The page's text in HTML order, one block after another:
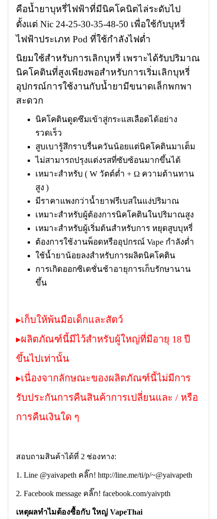
คือน้ำยาบุหรี่ไฟฟ้าที่มีนิคโคนิตไล่ระดับไป
ตั้งแต่ Nic 24-25-30-35-48-50 เพื่อใช้กับบุหรี่
ไฟฟ้าประเภท Pod ที่ใช้กำลังไฟต่ำ
นิยมใช้สำหรับการเลิกบุหรี่ เพราะได้รับปริมาณ
นิคโคตินที่สูงเพียงพอสำหรับการเริ่มเลิกบุหรี่
อุปกรณ์การใช้งานกับน้ำยามีขนาดเล็กพกพา
สะดวก
นิคโคตินดูดซึมเข้าสู่กระแสเลือดได้อย่าง
รวดเร็ว
สูบเบารู้สึกราบรื่นควันน้อยแต่นิคโคตินมาเต็ม
ไม่สามารถปรุงแต่งรสที่ซับซ้อนมากขึ้นได้
เหมาะสำหรับ ( W วัตต์ต่ำ + Ω ความต้านทาน
สูง )
มีราคาแพงกว่าน้ำยาฟรีเบสในแง่ปริมาณ
เหมาะสำหรับผู้ต้องการนิคโคตินในปริมาณสูง
เหมาะสำหรับผู้เริ่มต้นสำหรับการ หยุดสูบบุหรี่
ต้องการใช้งานพ็อดหรืออุปกรณ์ Vape กำลังต่ำ
ใช้น้ำยาน้อยลงสำหรับการผลิตนิคโคติน
การเกิดออกซิเดชั่นช้าอายุการเก็บรักษานาน
ขึ้น
▸เก็บให้พ้นมือเด็กและสัตว์
▸ผลิตภัณฑ์นี้มีไว้สำหรับผู้ใหญ่ที่มีอายุ 18 ปี
ขึ้นไปเท่านั้น
▸เนื่องจากลักษณะของผลิตภัณฑ์นี้ไม่มีการ
รับประกันการคืนสินค้าการเปลี่ยนและ / หรือ
การคืนเงินใด ๆ
สอบถามสินค้าได้ที่ 2 ช่องทาง:
1. Line @yaivapeth คลิ๊ก! http://line.me/ti/p/~@yaivapeth
2. Facebook message คลิ๊ก! facebook.com/yaivpth
เหตุผลทำไมต้องซื้อกับ ใหญ่ VapeThai